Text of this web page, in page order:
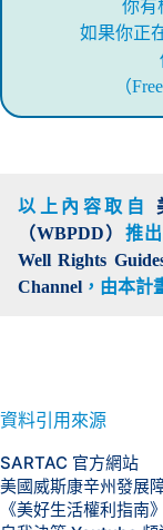
你有
如果你正
（
以上內容取自
（WBPDD） 推
Well Rights
Channel ，由本計
資料引用來源
SARTAC 官方網站
美國威斯康辛州發展
《美好生活權利指